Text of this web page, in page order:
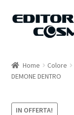
Vai
Vai
Catalogo
Carrello
Home Colore
DEMONE DENTRO
IN OFFERTA!